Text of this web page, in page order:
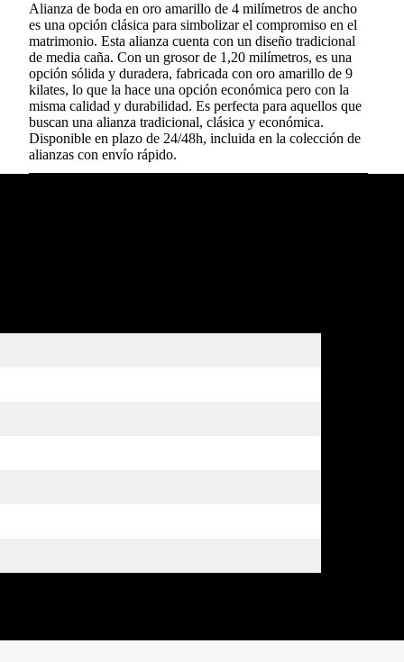
Alianza de boda en oro amarillo de 4 milímetros de ancho
es una opción clásica para simbolizar el compromiso en el
matrimonio. Esta alianza cuenta con un diseño tradicional
de media caña. Con un grosor de 1,20 milímetros, es una
opción sólida y duradera, fabricada con oro amarillo de 9
kilates, lo que la hace una opción económica pero con la
misma calidad y durabilidad. Es perfecta para aquellos que
buscan una alianza tradicional, clásica y económica.
Disponible en plazo de 24/48h, incluida en la colección de
alianzas con envío rápido.